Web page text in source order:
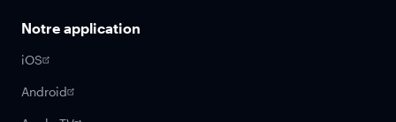
Notre application
iOS
Android